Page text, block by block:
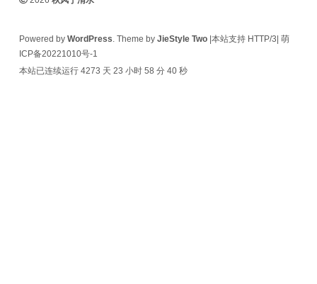
Powered by WordPress. Theme by JieStyle Two|本站支持 HTTP/3| 萌
ICP备20221010号-1
本站已连续运行 4273 天 23 小时 58 分 40 秒